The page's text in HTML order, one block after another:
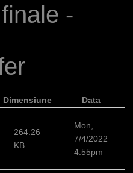
-
Dimensiune
Data
264.26
KB
Mon,
7/4/2022
4:55pm